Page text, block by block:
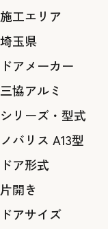
施工エリア
埼玉県
ドアメーカー
三協アルミ
シリーズ・型式
ノバリス A13型
ドア形式
片開き
ドアサイズ